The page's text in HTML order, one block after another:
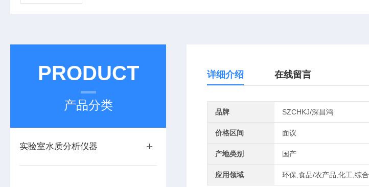
PRODUCT
产品分类
实验室水质分析仪器
详细介绍 在线留言
品牌 SZCHKJ/深昌鸿
价格区间 面议
产地类别 国产
应用领域 环保,食品/农产品,化工,综合